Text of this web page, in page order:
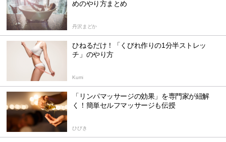
めのやり方まとめ
丹沢まどか
ひねるだけ！「くびれ作りの1分半ストレッ
チ」のやり方
Kumi
「リンパマッサージの効果」を専門家が紐解
く！簡単セルフマッサージも伝授
ひびき